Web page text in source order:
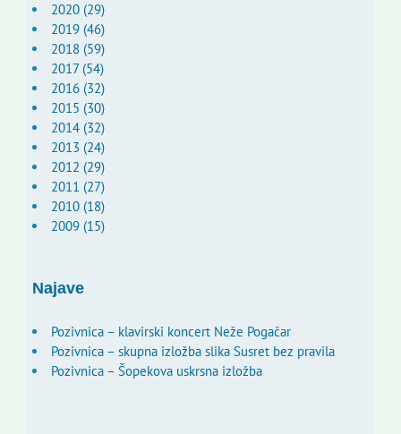
2020 (29)
2019 (46)
2018 (59)
2017 (54)
2016 (32)
2015 (30)
2014 (32)
2013 (24)
2012 (29)
2011 (27)
2010 (18)
2009 (15)
Najave
Pozivnica – klavirski koncert Neže Pogačar
Pozivnica – skupna izložba slika Susret bez pravila
Pozivnica – Šopekova uskrsna izložba